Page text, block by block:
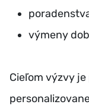
výmeny
Cieľom výzvy